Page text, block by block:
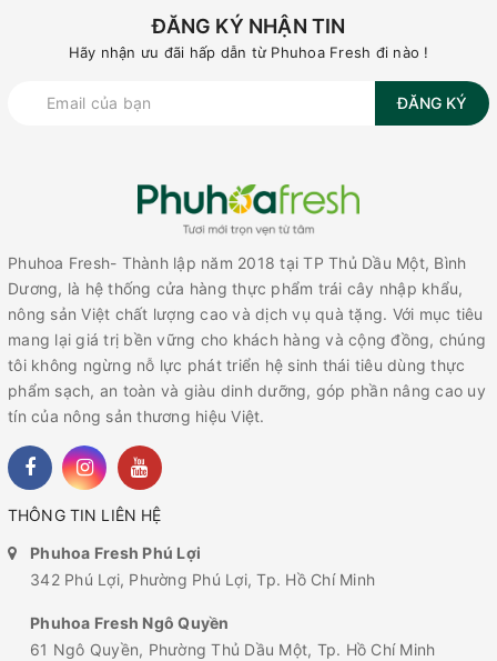
ĐĂNG KÝ NHẬN TIN
Hãy nhận ưu đãi hấp dẫn từ Phuhoa Fresh đi nào !
ĐĂNG KÝ
Phuhoa Fresh- Thành lập năm 2018 tại TP Thủ Dầu Một, Bình
Dương, là hệ thống cửa hàng thực phẩm trái cây nhập khẩu,
nông sản Việt chất lượng cao và dịch vụ quà tặng. Với mục tiêu
mang lại giá trị bền vững cho khách hàng và cộng đồng, chúng
tôi không ngừng nỗ lực phát triển hệ sinh thái tiêu dùng thực
phẩm sạch, an toàn và giàu dinh dưỡng, góp phần nâng cao uy
tín của nông sản thương hiệu Việt.
THÔNG TIN LIÊN HỆ
Phuhoa Fresh Phú Lợi
342 Phú Lợi, Phường Phú Lợi, Tp. Hồ Chí Minh
Phuhoa Fresh Ngô Quyền
61 Ngô Quyền, Phường Thủ Dầu Một, Tp. Hồ Chí Minh